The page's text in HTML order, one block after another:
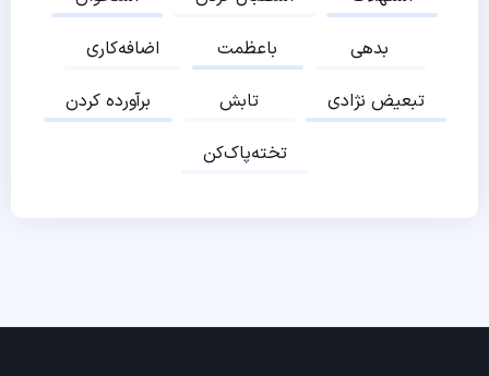
اضافه‌کاری
باعظمت
بدهی
برآورده کردن
تابش
تبعیض نژادی
تخته‌پاک‌کن